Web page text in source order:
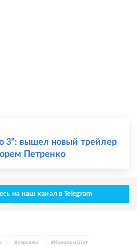
3": вышел новый трейлер
Петренко
на наш канал в Telegram
#сериалы # Король и Шут